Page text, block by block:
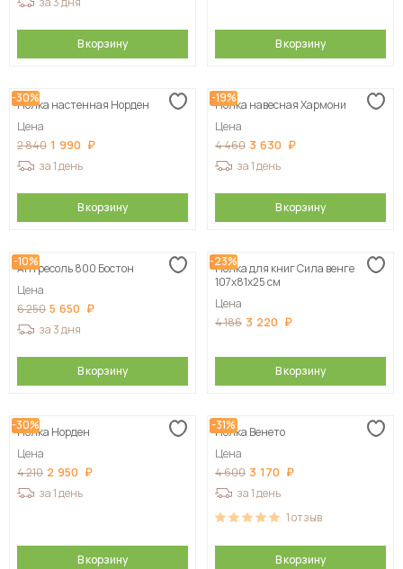
В корзину В корзину
-30%
Полка настенная Норден
Цена
2 840 1 990
за 1 день
В корзину
-19%
Полка навесная Хармони
Цена
4 460 3 630
за 1 день
В корзину
-10%
Антресоль 800 Бостон
Цена
6 250 5 650
за 3 дня
В корзину
-23%
Полка для книг Сила венге
107х81х25 см
Цена
4 186 3 220
В корзину
-30%
Полка Норден
Цена
4 210 2 950
за 1 день
В корзину
-31%
Полка Венето
Цена
4 600 3 170
за 1 день
1отзыв
В корзину